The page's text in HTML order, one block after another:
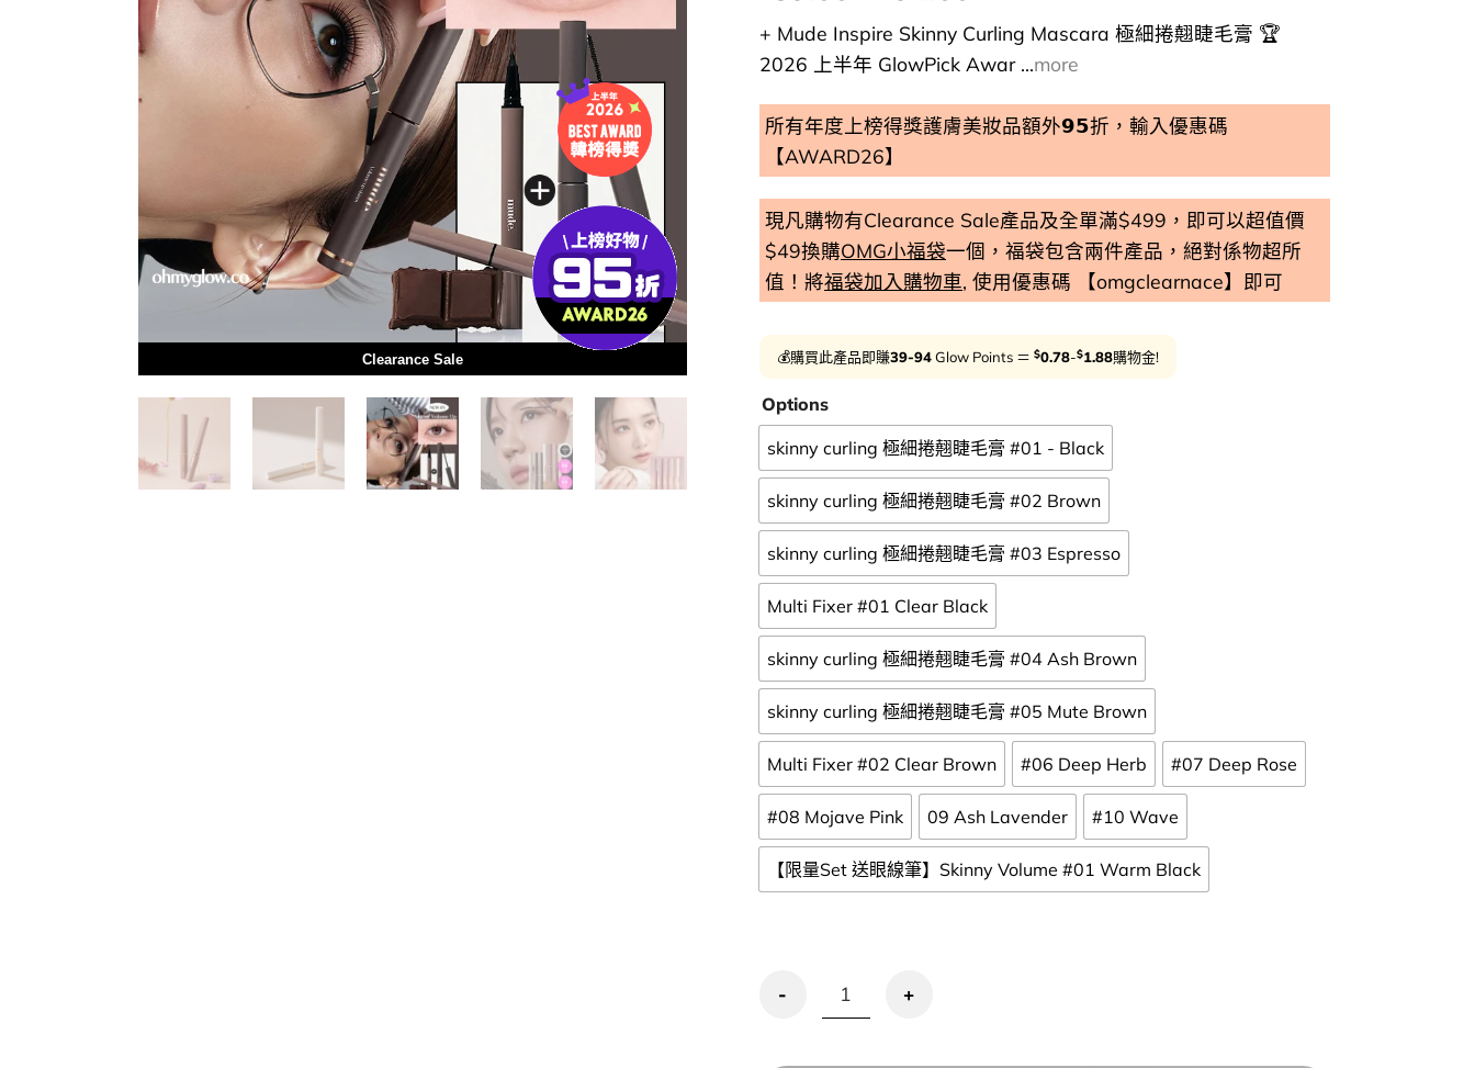
Clearance Sale Clearance Sale
+ Mude Inspire Skinny Curling Mascara 極細捲翹睫毛膏 🏆
2026 上半年 GlowPick Awar ...more
所有年度上榜得獎護膚美妝品額外𝟵𝟱折，輸入優惠碼
【AWARD26】
現凡購物有Clearance Sale產品及全單滿$499，即可以超值價
$49換購OMG小福袋一個，福袋包含兩件產品，絕對係物超所
值！將福袋加入購物車, 使用優惠碼 【omgclearnace】即可
💰購買此產品即賺39-94Glow Points ＝ $0.78-$1.88購物金!
Options
skinny curling 極細捲翹睫毛膏 #01 - Black
skinny curling 極細捲翹睫毛膏 #02 Brown
skinny curling 極細捲翹睫毛膏 #03 Espresso
Multi Fixer #01 Clear Black
skinny curling 極細捲翹睫毛膏 #04 Ash Brown
skinny curling 極細捲翹睫毛膏 #05 Mute Brown
Multi Fixer #02 Clear Brown #06 Deep Herb #07 Deep Rose
#08 Mojave Pink 09 Ash Lavender #10 Wave
【限量Set 送眼線筆】Skinny Volume #01 Warm Black
清倉激減🔥新濃密配方【1+1 送臥蠶陰影筆】! GlowPick🏆 Mude Inspire (Skinny